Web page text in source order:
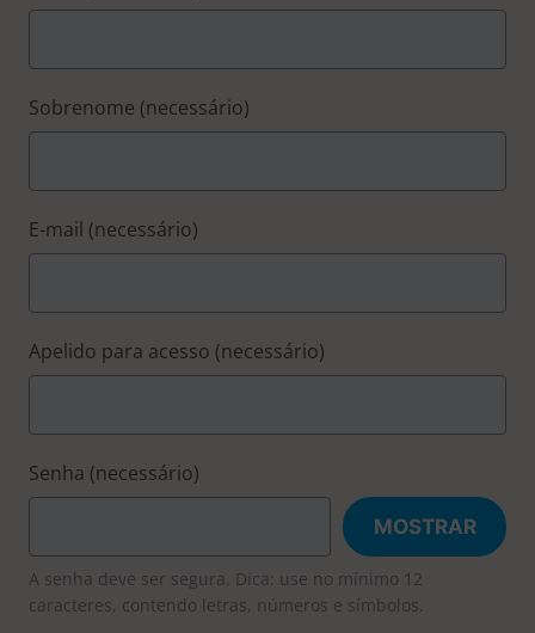
Sobrenome (necessário)
E-mail (necessário)
Apelido para acesso (necessário)
Senha (necessário)
MOSTRAR
A senha deve ser segura. Dica: use no mínimo 12
caracteres, contendo letras, números e símbolos.